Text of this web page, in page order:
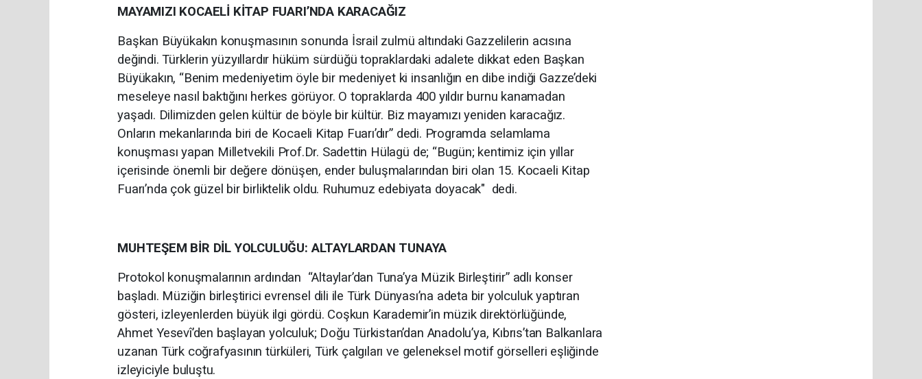
MAYAMIZI KOCAELİ KİTAP FUARI’NDA KARACAĞIZ
Başkan Büyükakın konuşmasının sonunda İsrail zulmü altındaki Gazzelilerin acısına
değindi. Türklerin yüzyıllardır hüküm sürdüğü topraklardaki adalete dikkat eden Başkan
Büyükakın, “Benim medeniyetim öyle bir medeniyet ki insanlığın en dibe indiği Gazze’deki
meseleye nasıl baktığını herkes görüyor. O topraklarda 400 yıldır burnu kanamadan
yaşadı. Dilimizden gelen kültür de böyle bir kültür. Biz mayamızı yeniden karacağız.
Onların mekanlarında biri de Kocaeli Kitap Fuarı’dır” dedi. Programda selamlama
konuşması yapan Milletvekili Prof.Dr. Sadettin Hülagü de; “Bugün; kentimiz için yıllar
içerisinde önemli bir değere dönüşen, ender buluşmalarından biri olan 15. Kocaeli Kitap
Fuarı’nda çok güzel bir birliktelik oldu. Ruhumuz edebiyata doyacak" dedi.
MUHTEŞEM BİR DİL YOLCULUĞU: ALTAYLARDAN TUNAYA
Protokol konuşmalarının ardından “Altaylar’dan Tuna’ya Müzik Birleştirir” adlı konser
başladı. Müziğin birleştirici evrensel dili ile Türk Dünyası’na adeta bir yolculuk yaptıran
gösteri, izleyenlerden büyük ilgi gördü. Coşkun Karademir’in müzik direktörlüğünde,
Ahmet Yesevî’den başlayan yolculuk; Doğu Türkistan’dan Anadolu’ya, Kıbrıs’tan Balkanlara
uzanan Türk coğrafyasının türküleri, Türk çalgıları ve geleneksel motif görselleri eşliğinde
izleyiciyle buluştu.